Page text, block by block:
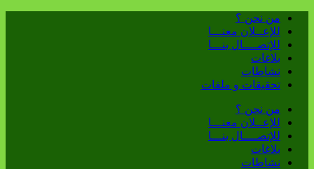
من نحن ؟
للإعــلان معنـــا
للإتصــــال بنـــا
بلاغات
نشاطات
تحقيقات و ملفات
من نحن ؟
للإعــلان معنـــا
للإتصــــال بنـــا
بلاغات
نشاطات